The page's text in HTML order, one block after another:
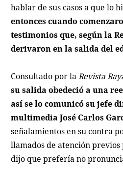
hablar de sus casos a que lo
entonces cuando
testimonios que, según la
derivaron en la salida del
Consultado por laRevista
su salida obedeció a una
así se lo comunicó su jefe
multimedia José Carlos
señalamientos en su contra
llamados de atención previos
dijo que prefería no